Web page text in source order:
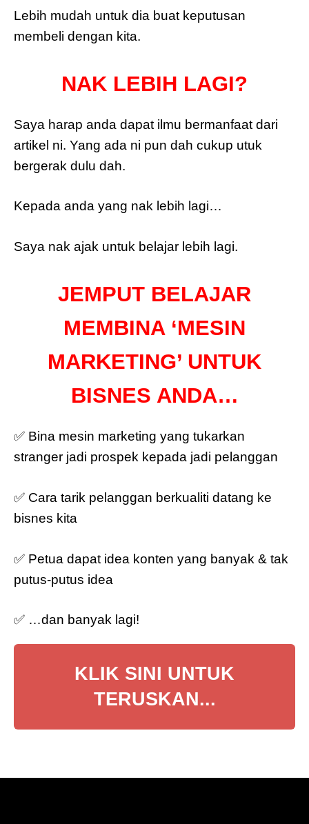
Lebih mudah untuk dia buat keputusan
membeli dengan kita.
NAK LEBIH LAGI?
Saya harap anda dapat ilmu bermanfaat dari
artikel ni. Yang ada ni pun dah cukup utuk
bergerak dulu dah.
Kepada anda yang nak lebih lagi…
Saya nak ajak untuk belajar lebih lagi.
JEMPUT BELAJAR
MEMBINA ‘MESIN
MARKETING’ UNTUK
BISNES ANDA…
✅ Bina mesin marketing yang tukarkan
stranger jadi prospek kepada jadi pelanggan
✅ Cara tarik pelanggan berkualiti datang ke
bisnes kita
✅ Petua dapat idea konten yang banyak & tak
putus-putus idea
✅ …dan banyak lagi!
KLIK SINI UNTUK
TERUSKAN...